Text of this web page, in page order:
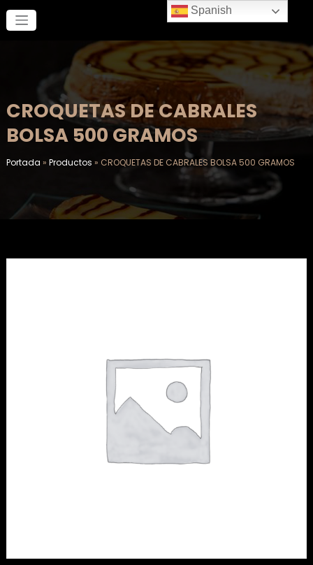
contenido
CROQUETAS DE CABRALES
BOLSA 500 GRAMOS
Portada » Productos » CROQUETAS DE CABRALES BOLSA 500 GRAMOS
Spanish